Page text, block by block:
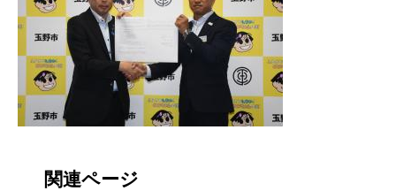
関連ページ